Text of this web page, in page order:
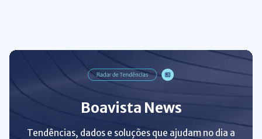
Boavista News
Tendências, dados e soluções que ajudam no dia a